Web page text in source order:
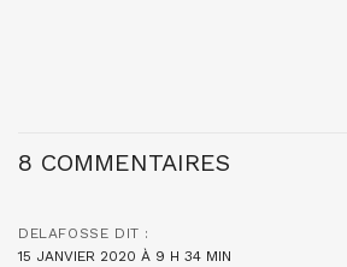
8 COMMENTAIRES
DELAFOSSE DIT :
15 JANVIER 2020 À 9 H 34 MIN